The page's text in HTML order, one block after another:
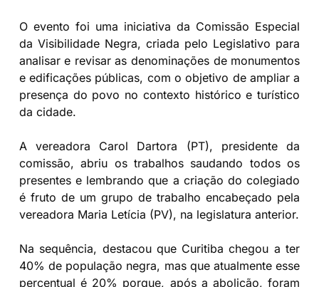
O evento foi uma iniciativa da Comissão Especial
da Visibilidade Negra, criada pelo Legislativo para
analisar e revisar as denominações de monumentos
e edificações públicas, com o objetivo de ampliar a
presença do povo no contexto histórico e turístico
da cidade.
A vereadora Carol Dartora (PT), presidente da
comissão, abriu os trabalhos saudando todos os
presentes e lembrando que a criação do colegiado
é fruto de um grupo de trabalho encabeçado pela
vereadora Maria Letícia (PV), na legislatura anterior.
Na sequência, destacou que Curitiba chegou a ter
40% de população negra, mas que atualmente esse
percentual é 20% porque, após a abolição, foram